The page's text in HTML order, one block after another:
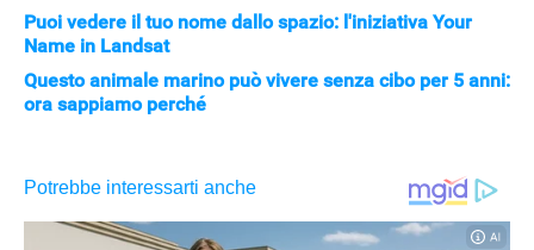
Puoi vedere il tuo nome dallo spazio: l'iniziativa Your
Name in Landsat
Questo animale marino può vivere senza cibo per 5 anni:
ora sappiamo perché